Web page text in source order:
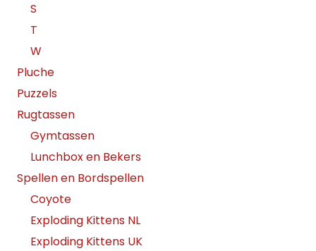
S
T
W
Pluche
Puzzels
Rugtassen
Gymtassen
Lunchbox en Bekers
Spellen en Bordspellen
Coyote
Exploding Kittens NL
Exploding Kittens UK